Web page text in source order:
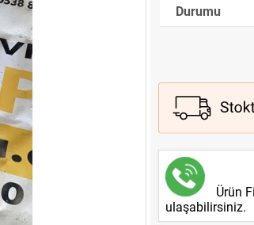
Durumu
Ürün
ulaşabilirsiniz.